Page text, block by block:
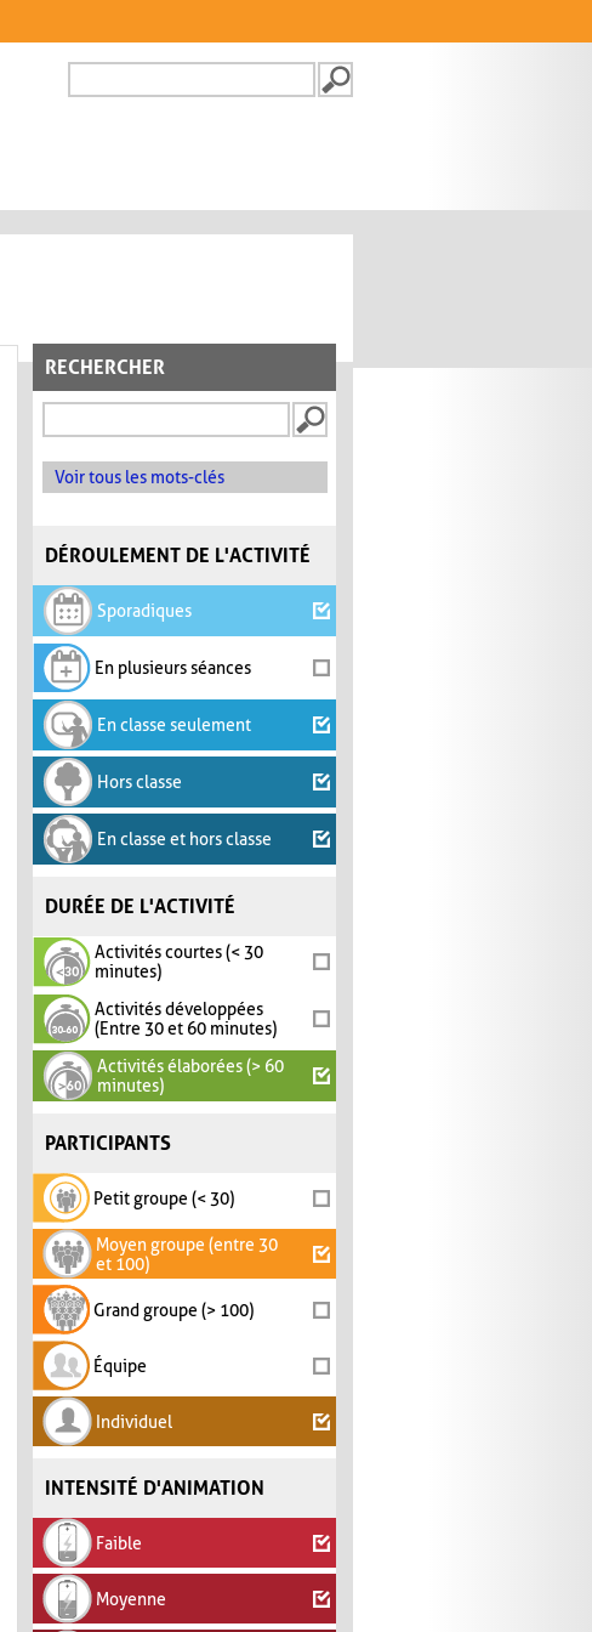
FORMULAIRE DE
RECHERCHER
Voir tous les mots-clés
DÉROULEMENT DE L'ACTIVITÉ
Sporadiques
En plusieurs séances
En classe seulement
Hors classe
En classe et hors classe
DURÉE DE L'ACTIVITÉ
Activités courtes (< 30
minutes)
Activités développées
(Entre 30 et 60 minutes)
Activités élaborées (> 60
minutes)
PARTICIPANTS
Petit groupe (< 30)
Moyen groupe (entre 30
et 100)
Grand groupe (> 100)
Équipe
Individuel
INTENSITÉ D'ANIMATION
Faible
Moyenne